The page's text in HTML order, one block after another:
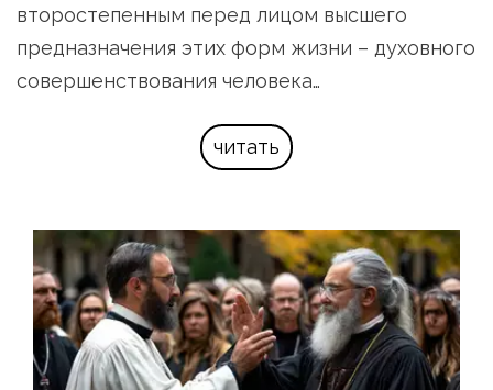
второстепенным перед лицом высшего
предназначения этих форм жизни – духовного
совершенствования человека…
читать